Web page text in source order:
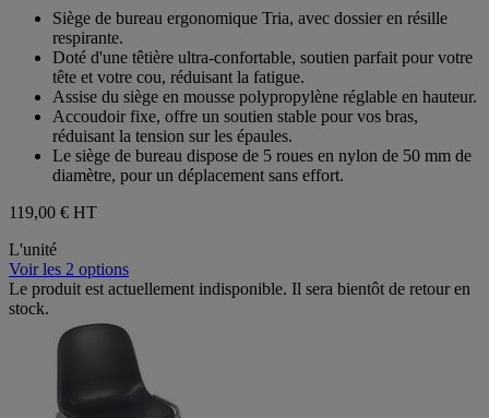
étoiles.
Siège de bureau ergonomique Tria, avec dossier en résille
respirante.
Doté d'une têtière ultra-confortable, soutien parfait pour votre
tête et votre cou, réduisant la fatigue.
Assise du siège en mousse polypropylène réglable en hauteur.
Accoudoir fixe, offre un soutien stable pour vos bras,
réduisant la tension sur les épaules.
Le siège de bureau dispose de 5 roues en nylon de 50 mm de
diamètre, pour un déplacement sans effort.
119,00 € HT
L'unité
Voir les 2 options
Le produit est actuellement indisponible. Il sera bientôt de retour en
stock.